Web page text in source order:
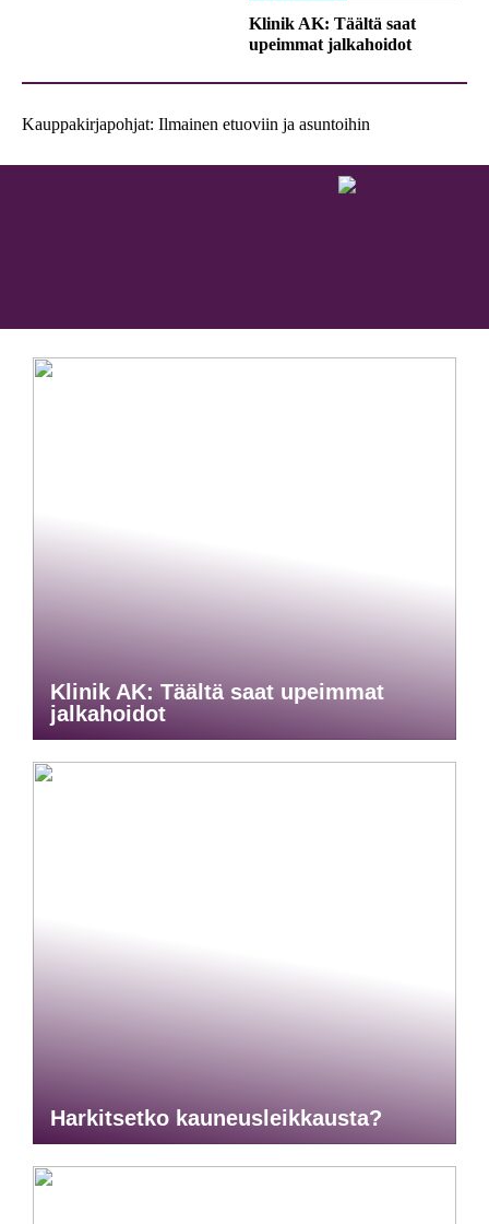
Klinik AK: Täältä saat
upeimmat jalkahoidot
Kauppakirjapohjat: Ilmainen etuoviin ja asuntoihin
Klinik AK: Täältä saat upeimmat
jalkahoidot
Harkitsetko kauneusleikkausta?